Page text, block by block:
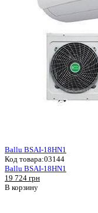
Ballu BSAI-18HN1
Код товара:03144
Ballu BSAI-18HN1
19 724 грн
В корзину